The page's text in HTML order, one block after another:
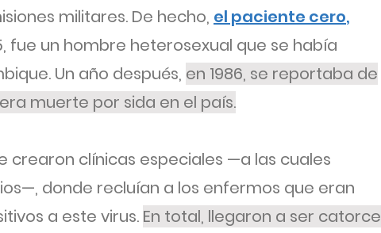
militares. De hecho, el paciente cero,
fue un hombre heterosexual que se había
Un año después, en 1986, se reportaba de
muerte por sida en el país.
crearon clínicas especiales —a las cuales
donde recluían a los enfermos que eran
a este virus. En total, llegaron a ser catorce